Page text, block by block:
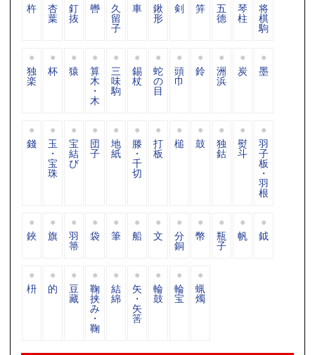
杵 杏
葉
釘
抜
轡 久
留
子
車 鍬
形
剣 笄 五
德
琴
柱
将
棋
駒
独
楽
杯 猿 算
木
・
木
三
味
駒
錫
杖
蛇
の
目
頭
巾
鈴 洲
浜
炭 墨
錢 玉
・
宝
珠
宝
結
び
団
子
地
紙
滕
・
千
切
打
板
槌 鼓 独
鈷
熨
斗
羽
子
板
・
羽
根
鋏 旗 羽
箒
袋 筆 船 文 分
銅
幣 瓶
子
帆 鉞
枡 的 豆
藏
鞠
挟
み
・
鞠
結
綿
矢
・
矢
筈
輪
鼓
輪
宝
蝋
燭